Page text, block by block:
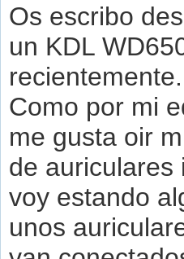
Os escribo
un KDL
recientemente.
Como por mi
me gusta oir
de auriculares
voy estando
unos